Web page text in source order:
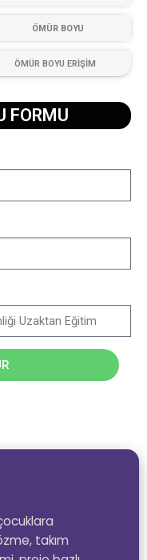
takım
ÖMÜR BOYU
ÖMÜR BOYU ERİŞİM
FORMU​